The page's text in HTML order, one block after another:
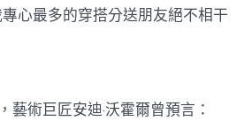
心最多的穿搭分送朋友絕不相干
術巨匠安迪·沃霍爾曾預言：